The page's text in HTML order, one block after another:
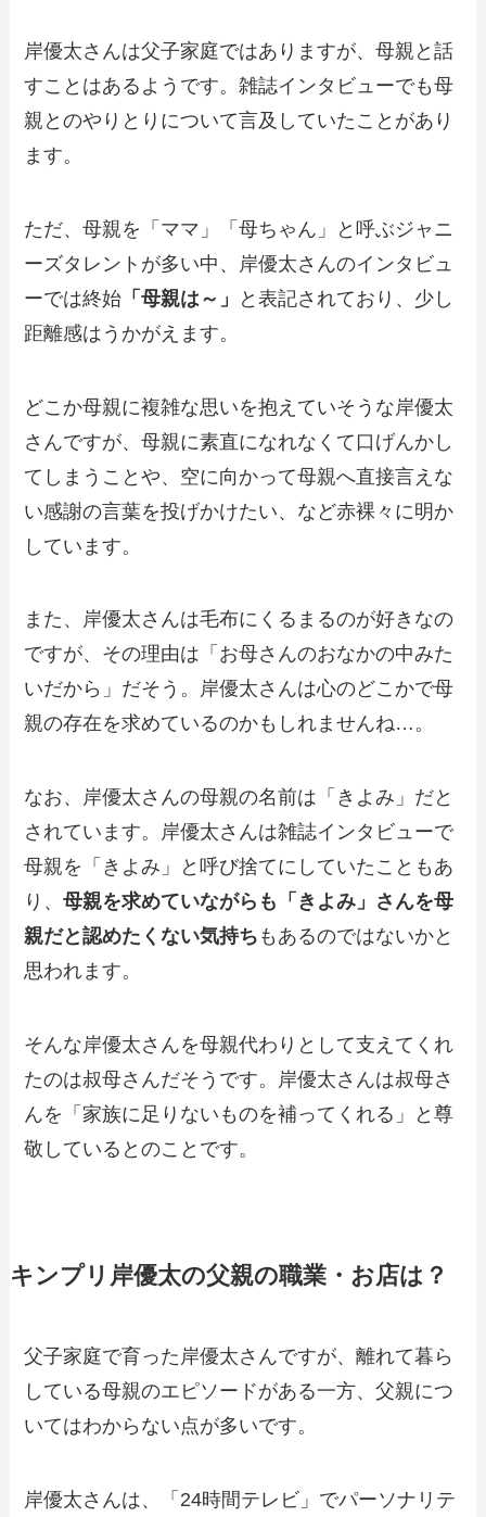
岸優太さんは父子家庭ではありますが、母親と話
すことはあるようです。雑誌インタビューでも母
親とのやりとりについて言及していたことがあり
ます。
ただ、母親を「ママ」「母ちゃん」と呼ぶジャニ
ーズタレントが多い中、岸優太さんのインタビュ
ーでは終始 「母親は～」
と表記されており、少し
距離感はうかがえます。
どこか母親に複雑な思いを抱えていそうな岸優太
さんですが、母親に素直になれなくて口げんかし
てしまうことや、空に向かって母親へ直接言えな
い感謝の言葉を投げかけたい、など赤裸々に明か
しています。
また、岸優太さんは毛布にくるまるのが好きなの
ですが、その理由は「お母さんのおなかの中みた
いだから」だそう。岸優太さんは心のどこかで母
親の存在を求めているのかもしれませんね…。
なお、岸優太さんの母親の名前は「きよみ」だと
されています。岸優太さんは雑誌インタビューで
母親を「きよみ」と呼び捨てにしていたこともあ
り、母親を求めていながらも「きよみ」さんを母
親だと認めたくない気持ち もあるのではないかと
思われます。
そんな岸優太さんを母親代わりとして支えてくれ
たのは叔母さんだそうです。岸優太さんは叔母さ
んを「家族に足りないものを補ってくれる」と尊
敬しているとのことです。
キンプリ岸優太の父親の職業・お店は？
父子家庭で育った岸優太さんですが、離れて暮ら
している母親のエピソードがある一方、父親につ
いてはわからない点が多いです。
岸優太さんは、「24時間テレビ」でパーソナリテ